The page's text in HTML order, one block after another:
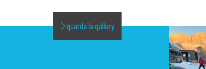
guarda la gallery